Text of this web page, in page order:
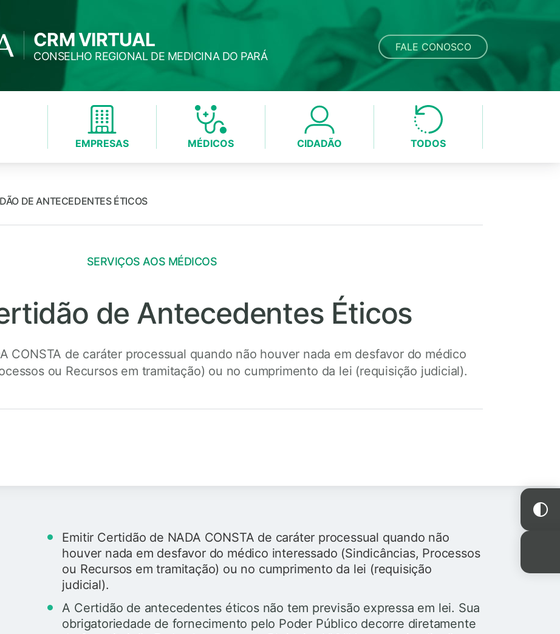
CRM VIRTUAL
CONSELHO REGIONAL DE MEDICINA DO PARÁ
FALE CONOSCO
EMPRESAS MÉDICOS CIDADÃO TODOS
DE ANTECEDENTES ÉTICOS
SERVIÇOS AOS MÉDICOS
de Antecedentes Éticos
CONSTA de caráter processual quando não houver nada em desfavor do médico
ou Recursos em tramitação) ou no cumprimento da lei (requisição judicial).
Emitir Certidão de NADA CONSTA de caráter processual quando não
houver nada em desfavor do médico interessado (Sindicâncias, Processos
ou Recursos em tramitação) ou no cumprimento da lei (requisição
judicial).
A Certidão de antecedentes éticos não tem previsão expressa em lei. Sua
obrigatoriedade de fornecimento pelo Poder Público decorre diretamente